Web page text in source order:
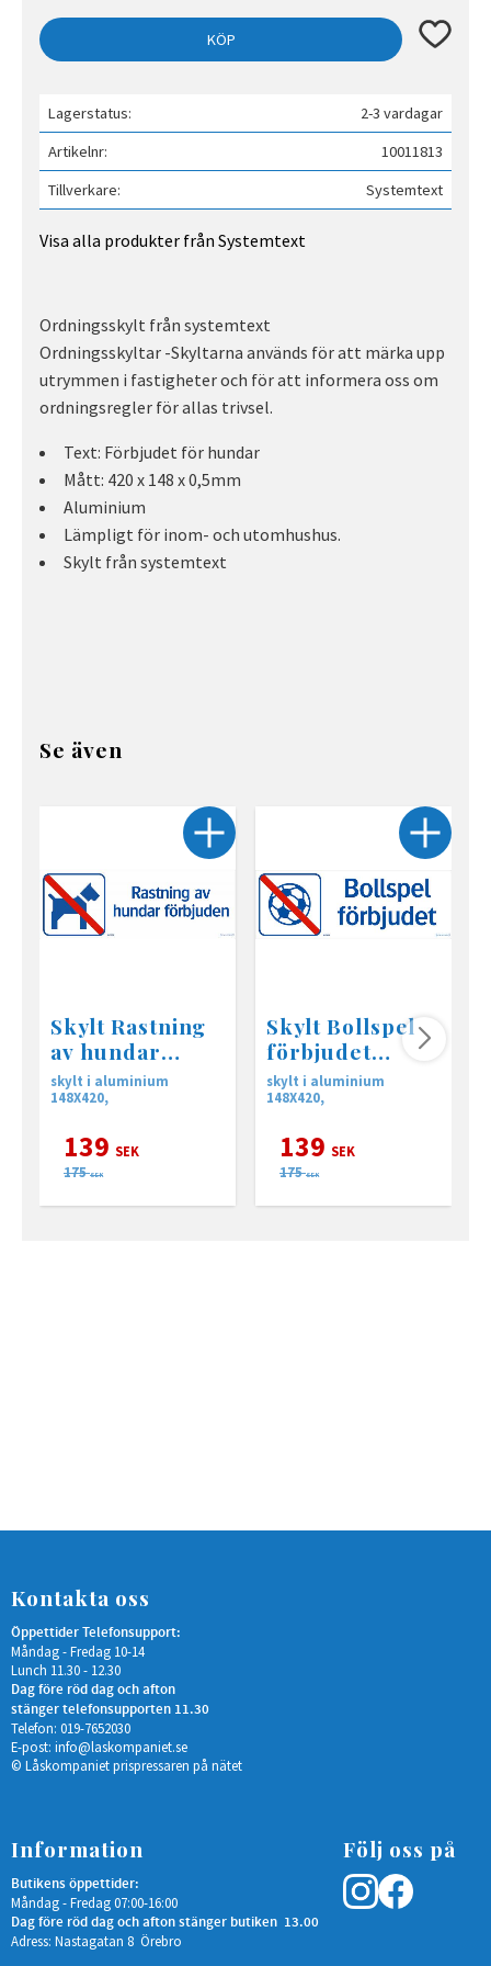
KÖP Lägg till
Lagerstatus
2-3 vardagar
Artikelnr
10011813
Tillverkare
Systemtext
Visa alla produkter från Systemtext
Ordningsskylt från systemtext
Ordningsskyltar -Skyltarna används för att märka upp
utrymmen i fastigheter och för att informera oss om
ordningsregler för allas trivsel.
Text: Förbjudet för hundar
Mått: 420 x 148 x 0,5mm
Aluminium
Lämpligt för inom- och utomhushus.
Skylt från systemtext
Se även
Skylt Rastning
av hundar
förbjuden
skylt i aluminium
148X420,
139 SEK
175 SEK
Skylt Bollspel
förbjudet
148x420mm
skylt i aluminium
148X420,
139 SEK
175 SEK
Kontakta oss
Öppettider Telefonsupport:
Måndag - Fredag 10-14
Lunch 11.30 - 12.30
Dag före röd dag och afton
stänger telefonsupporten 11.30
Telefon: 019-7652030
E-post: info@laskompaniet.se
© Låskompaniet prispressaren på nätet
Information
Butikens öppettider:
Måndag - Fredag 07:00-16:00
Dag före röd dag och afton stänger butiken 13.00
Adress: Nastagatan 8 Örebro
Följ oss på